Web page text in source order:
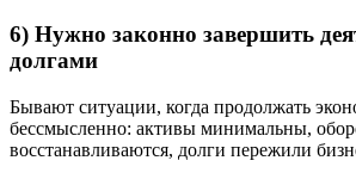
6) Нужно законно завершить
долгами
Бывают ситуации, когда продолжать
бессмысленно: активы минимальны,
восстанавливаются, долги пережили